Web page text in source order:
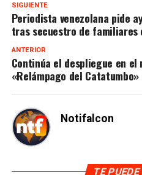
SIGUIENTE
Periodista venezolana pide
tras secuestro de familiares
ANTERIOR
Continúa el despliegue en
«Relámpago del Catatumbo»
Notifalcon
TE